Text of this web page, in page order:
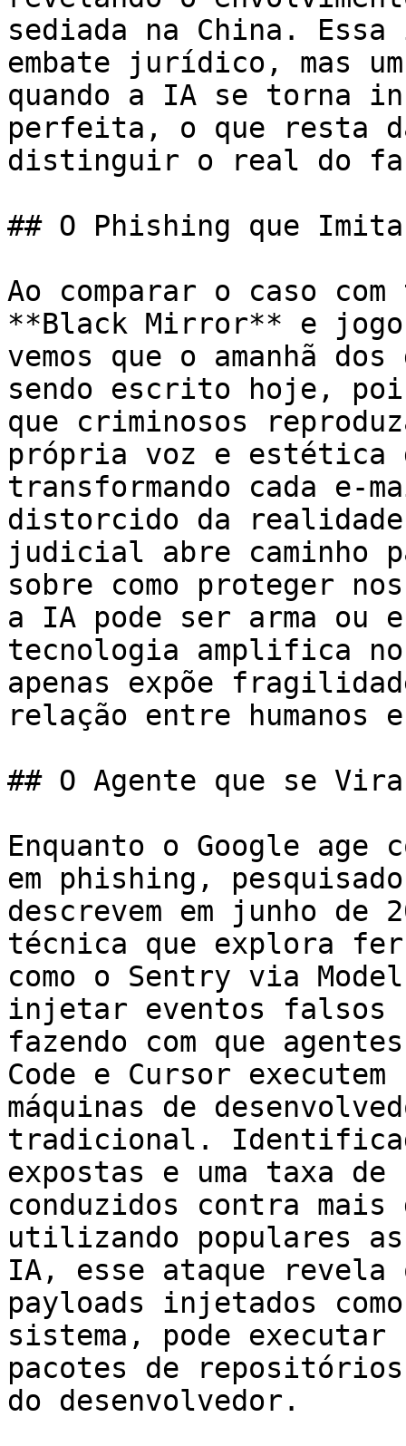
sediada na China.
embate jurídico, mas
quando a IA se torna
perfeita, o que resta
distinguir o real do
## O Phishing que Imita
Ao comparar o caso
**Black Mirror** e
vemos que o amanhã
sendo escrito hoje,
que criminosos
própria voz e
transformando cada e-
distorcido da realidade
judicial abre caminho
sobre como proteger
a IA pode ser arma ou
tecnologia amplifica
apenas expõe
relação entre humanos
## O Agente que se
Enquanto o Google
em phishing,
descrevem em junho de
técnica que explora
como o Sentry via
injetar eventos falsos
fazendo com que
Code e Cursor
máquinas de
tradicional.
expostas e uma taxa de
conduzidos contra mais
utilizando populares
IA, esse ataque
payloads injetados
sistema, pode
pacotes de
do desenvolvedor.